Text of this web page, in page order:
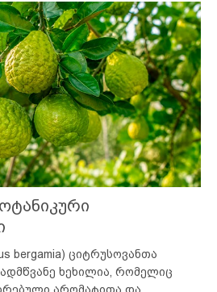
bergamia) ციტრუსოვანთა
ხეხილია, რომელიც
არომატითა და